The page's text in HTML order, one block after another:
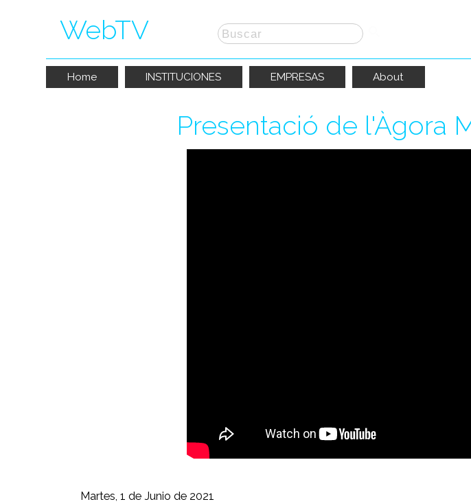
WebTV
Home INSTITUCIONES EMPRESAS About
Presentació de l'Àgora
Martes, 1 de Junio de 2021